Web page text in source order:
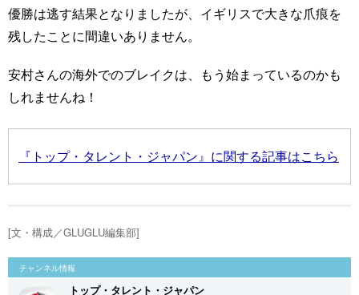
優勝は逃す結果となりましたが、イギリスで大きな爪痕を
残したことに間違いありません。
安村さんの海外でのブレイクは、もう始まっているのかも
しれませんね！
『トップ・タレント・ジャパン』に関する記事はこちら
[文・構成／GLUGLU編集部]
チャンネル情報
トップ・タレント・ジャパン